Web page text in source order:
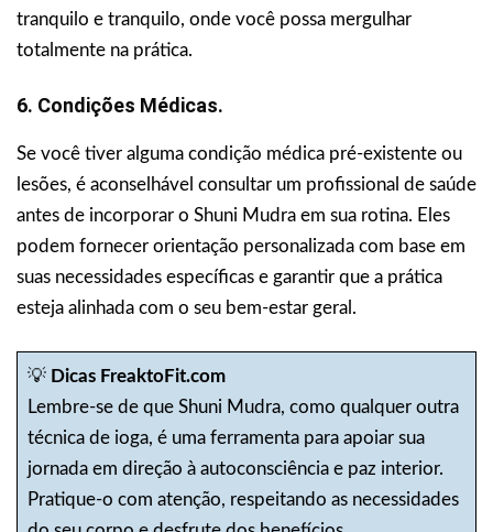
tranquilo e tranquilo, onde você possa mergulhar
totalmente na prática.
6. Condições Médicas.
Se você tiver alguma condição médica pré-existente ou
lesões, é aconselhável consultar um profissional de saúde
antes de incorporar o Shuni Mudra em sua rotina. Eles
podem fornecer orientação personalizada com base em
suas necessidades específicas e garantir que a prática
esteja alinhada com o seu bem-estar geral.
💡 Dicas FreaktoFit.com
Lembre-se de que Shuni Mudra, como qualquer outra
técnica de ioga, é uma ferramenta para apoiar sua
jornada em direção à autoconsciência e paz interior.
Pratique-o com atenção, respeitando as necessidades